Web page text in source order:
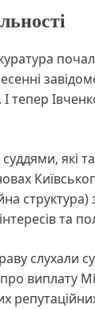
І тепер
які
та
виплату